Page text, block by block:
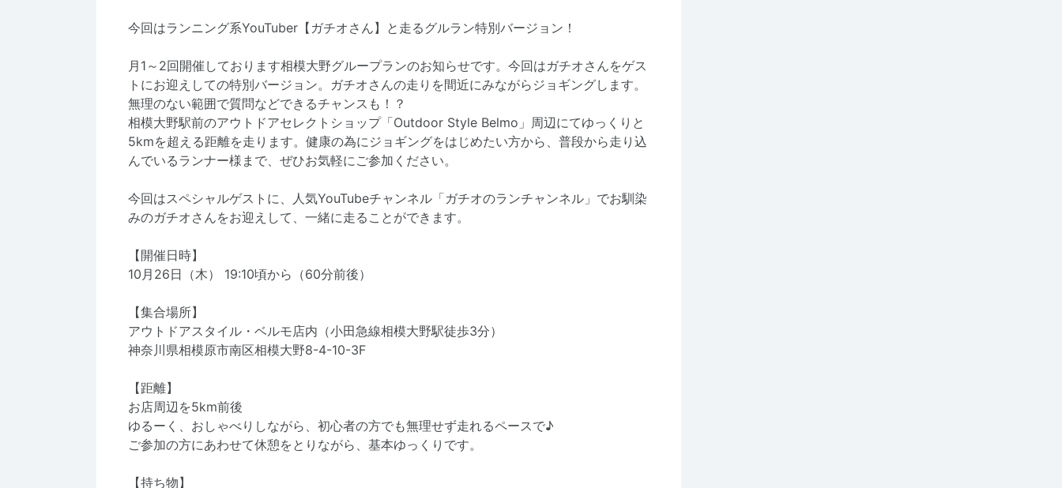
今回はランニング系YouTuber【ガチオさん】と走るグルラン特別バージョン！
月1～2回開催しております相模大野グループランのお知らせです。今回はガチオさんをゲス
トにお迎えしての特別バージョン。ガチオさんの走りを間近にみながらジョギングします。
無理のない範囲で質問などできるチャンスも！？
相模大野駅前のアウトドアセレクトショップ「Outdoor Style Belmo」周辺にてゆっくりと
5kmを超える距離を走ります。健康の為にジョギングをはじめたい方から、普段から走り込
んでいるランナー様まで、ぜひお気軽にご参加ください。
今回はスペシャルゲストに、人気YouTubeチャンネル「ガチオのランチャンネル」でお馴染
みのガチオさんをお迎えして、一緒に走ることができます。
【開催日時】
10月26日（木） 19:10頃から（60分前後）
【集合場所】
アウトドアスタイル・ベルモ店内（小田急線相模大野駅徒歩3分）
神奈川県相模原市南区相模大野8-4-10-3F
【距離】
お店周辺を5km前後
ゆるーく、おしゃべりしながら、初心者の方でも無理せず走れるペースで♪
ご参加の方にあわせて休憩をとりながら、基本ゆっくりです。
【持ち物】